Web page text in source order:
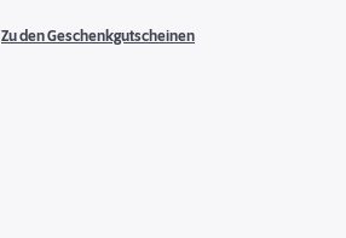
Zu den Geschenkgutscheinen